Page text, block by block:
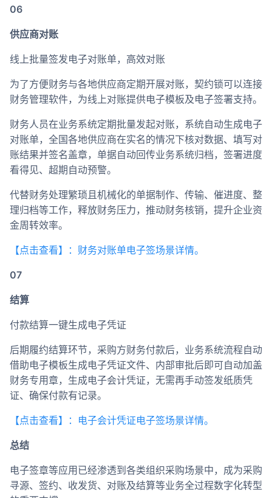
06
供应商对账
线上批量签发电子对账单，高效对账
为了方便财务与各地供应商定期开展对账，契约锁可以连接
财务管理软件，为线上对账提供电子模板及电子签署支持。
财务人员在业务系统定期批量发起对账，系统自动生成电子
对账单，全国各地供应商在实名的情况下核对数据、填写对
账结果并签名盖章，单据自动回传业务系统归档，签署进度
看得见、超期自动预警。
代替财务处理繁琐且机械化的单据制作、传输、催进度、整
理归档等工作，释放财务压力，推动财务核销，提升企业资
金周转效率。
【点击查看】：财务对账单电子签场景详情。
07
结算
付款结算一键生成电子凭证
后期履约结算环节，采购方财务付款后，业务系统流程自动
借助电子模板生成电子凭证文件、内部审批后即可自动加盖
财务专用章，生成电子会计凭证，无需再手动签发纸质凭
证、确保付款有记录。
【点击查看】：电子会计凭证电子签场景详情。
总结
电子签章等应用已经渗透到各类组织采购场景中，成为采购
寻源、签约、收发货、对账及结算等业务全过程数字化转型